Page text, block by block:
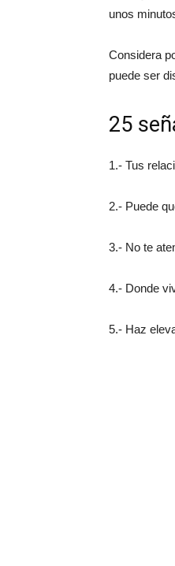
unos
Considera
puede ser
25
1.- Tus
2.- Puede
3.- No te
4.- Donde
5.- Haz